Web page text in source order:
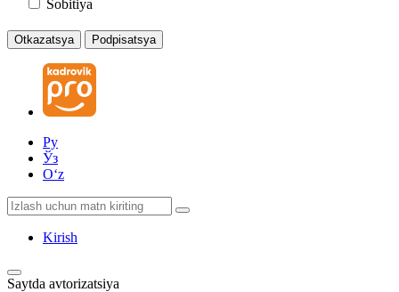
Sobitiya
Otkazatsya Podpisatsya
Ру
Ўз
Oʻz
Kirish
Saytda avtorizatsiya